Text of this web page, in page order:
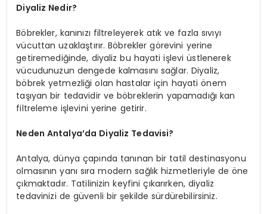
Diyaliz Nedir?
Böbrekler, kanınızı filtreleyerek atık ve fazla sıvıyı
vücuttan uzaklaştırır. Böbrekler görevini yerine
getiremediğinde, diyaliz bu hayati işlevi üstlenerek
vücudunuzun dengede kalmasını sağlar. Diyaliz,
böbrek yetmezliği olan hastalar için hayati önem
taşıyan bir tedavidir ve böbreklerin yapamadığı kan
filtreleme işlevini yerine getirir.
Neden Antalya’da Diyaliz Tedavisi?
Antalya, dünya çapında tanınan bir tatil destinasyonu
olmasının yanı sıra modern sağlık hizmetleriyle de öne
çıkmaktadır. Tatilinizin keyfini çıkarırken, diyaliz
tedavinizi de güvenli bir şekilde sürdürebilirsiniz.